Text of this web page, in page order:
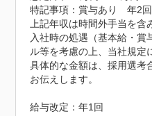
特記事項：賞与あり　年2
上記年収は時間外手当を含
入社時の処遇（基本給・賞
ル等を考慮の上、当社規定
具体的な金額は、採用選考
お伝えします。
給与改定：年1回